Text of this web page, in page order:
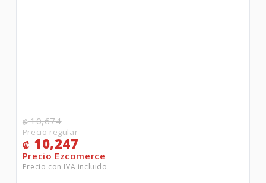
₡10,674
₡ 10,247